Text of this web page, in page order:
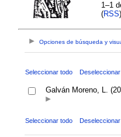
1–1
(RSS
Opciones de búsqueda y
Seleccionar todo
Galván Moreno, L.
Seleccionar todo